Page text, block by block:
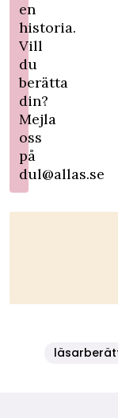
en
historia.
Vill
du
berätta
din?
Mejla
oss
på
dul@allas.se